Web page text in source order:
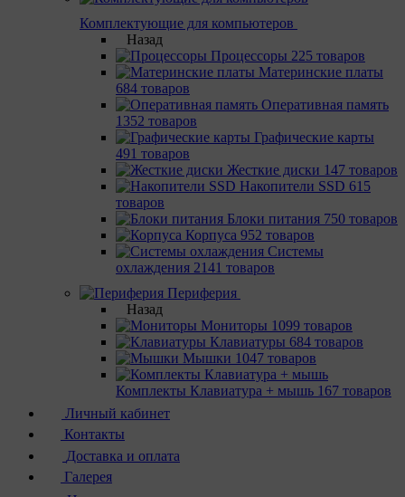
Комплектующие для компьютеров
Назад
Процессоры 225 товаров
Материнcкие платы
684 товаров
Оперативная память
1352 товаров
Графические карты
491 товаров
Жесткие диски 147 товаров
Накопители SSD 615
товаров
Блоки питания 750 товаров
Корпуса 952 товаров
Системы
охлаждения 2141 товаров
Периферия
Назад
Мониторы 1099 товаров
Клавиатуры 684 товаров
Мышки 1047 товаров
Комплекты Клавиатура + мышь 167 товаров
Личный кабинет
Контакты
Доставка и оплата
Галерея